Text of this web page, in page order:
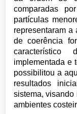
comparadas
partículas
representaram a
de coerência
implementada e
possibilitou a
resultados
sistema, visando
ambientes